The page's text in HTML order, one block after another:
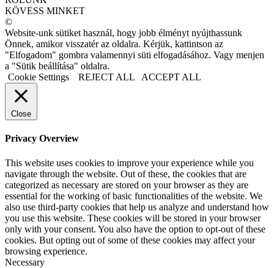
KÖVESS MINKET
©
Website-unk sütiket használ, hogy jobb élményt nyújthassunk
Önnek, amikor visszatér az oldalra. Kérjük, kattintson az
"Elfogadom" gombra valamennyi süti elfogadásához. Vagy menjen
a "Sütik beállítása" oldalra.
Cookie Settings
REJECT ALL ACCEPT ALL
Close
Privacy Overview
This website uses cookies to improve your experience while you
navigate through the website. Out of these, the cookies that are
categorized as necessary are stored on your browser as they are
essential for the working of basic functionalities of the website. We
also use third-party cookies that help us analyze and understand how
you use this website. These cookies will be stored in your browser
only with your consent. You also have the option to opt-out of these
cookies. But opting out of some of these cookies may affect your
browsing experience.
Necessary